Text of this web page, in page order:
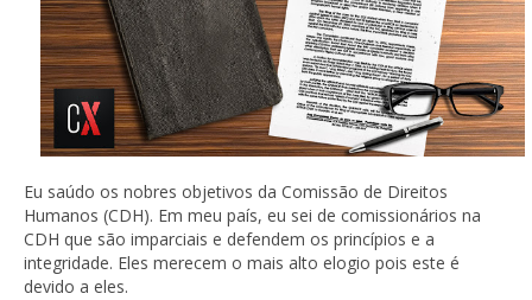
Eu saúdo os nobres objetivos da Comissão de Direitos
Humanos (CDH). Em meu país, eu sei de comissionários na
CDH que são imparciais e defendem os princípios e a
integridade. Eles merecem o mais alto elogio pois este é
devido a eles.